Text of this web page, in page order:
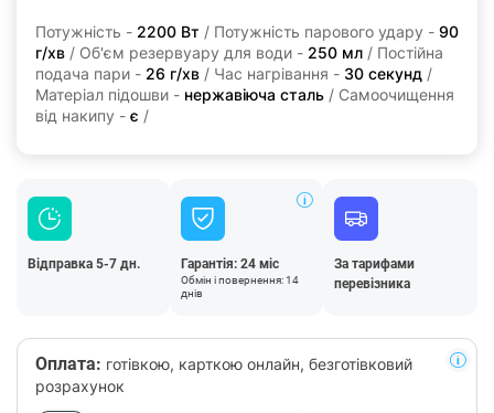
Потужність - 2200 Вт / Потужність парового удару - 90
г/хв / Об'єм резервуару для води - 250 мл / Постійна
подача пари - 26 г/хв / Час нагрівання - 30 секунд /
Матеріал підошви - нержавіюча сталь / Самоочищення
від накипу - є /
Відправка 5-7 дн. Гарантія: 24 міс
Обмін і повернення: 14
днів
За тарифами
перевізника
Оплата: готівкою, карткою онлайн, безготівковий
розрахунок